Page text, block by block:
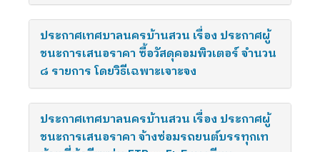
ประกาศเทศบาลนครบ้านสวน เรื่อง ประกาศผู้
ชนะการเสนอราคา ซื้อวัสดุคอมพิวเตอร์ จำนวน
๘ รายการ โดยวิธีเฉพาะเจาะจง
ประกาศเทศบาลนครบ้านสวน เรื่อง ประกาศผู้
ชนะการเสนอราคา จ้างซ่อมรถยนต์บรรทุกเท